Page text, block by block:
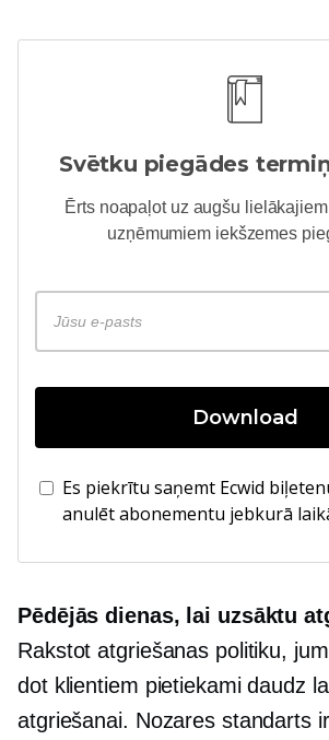
Svētku piegādes
Ērts noapaļot uz augšu
uzņēmumiem iekšzemes
Download
Es piekrītu saņemt Ecwid
anulēt abonementu jebkurā
Pēdējās dienas, lai uzsāktu
Rakstot atgriešanas politiku,
dot klientiem pietiekami daudz
atgriešanai. Nozares standarts ir